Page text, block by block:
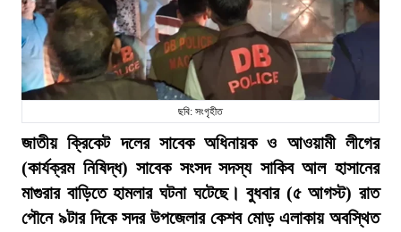
ছবি: সংগৃহীত
জাতীয় ক্রিকেট দলের সাবেক অধিনায়ক ও আওয়ামী লীগের
(কার্যক্রম নিষিদ্ধ) সাবেক সংসদ সদস্য সাকিব আল হাসানের
মাগুরার বাড়িতে হামলার ঘটনা ঘটেছে। বুধবার (৫ আগস্ট) রাত
পৌনে ৯টার দিকে সদর উপজেলার কেশব মোড় এলাকায় অবস্থিত